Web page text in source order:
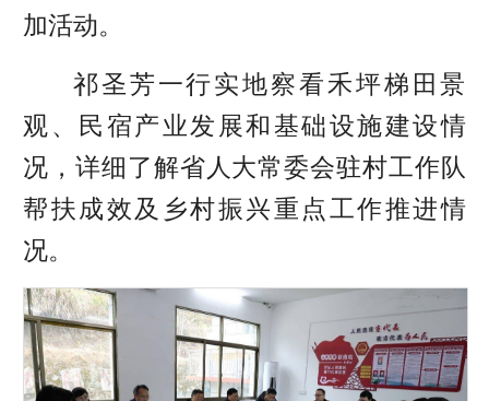
加活动。
祁圣芳一行实地察看禾坪梯田景
观、民宿产业发展和基础设施建设情
况，详细了解省人大常委会驻村工作队
帮扶成效及乡村振兴重点工作推进情
况。